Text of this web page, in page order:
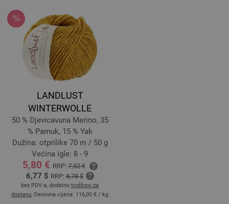
LANDLUST
WINTERWOLLE
50 % Djevicavuna Merino, 35
% Pamuk, 15 % Yak
Dužina: otprilike 70 m / 50 g
Većina igle: 8 - 9
5,80 € RRP:7,52 €
6,77 $ RRP:8,78 $
bez PDV-a, dodatno troškovi za
dostavu, Osnovna cijena: 116,00 € / kg